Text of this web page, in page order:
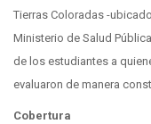
Tierras Coloradas -
Ministerio de Salud
de los estudiantes a
evaluaron de manera
Cobertura